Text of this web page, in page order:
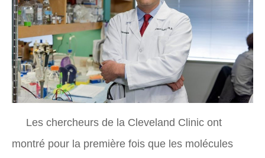
Les chercheurs de la Cleveland Clinic ont
montré pour la première fois que les molécules